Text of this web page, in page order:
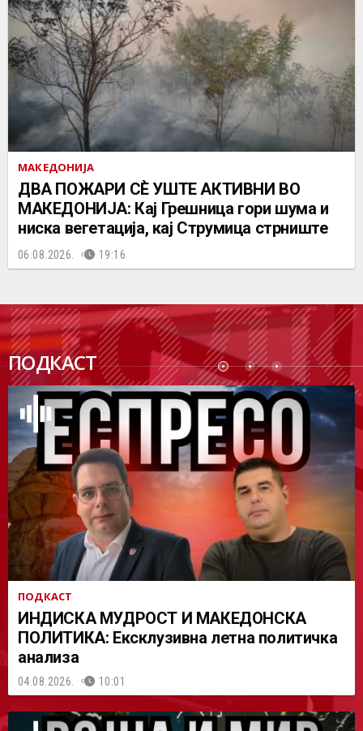
МАКЕДОНИЈА
ДВА ПОЖАРИ СÈ УШТЕ АКТИВНИ ВО
МАКЕДОНИЈА: Кај Грешница гори шума и
ниска вегетација, кај Струмица стрниште
06.08.2026. 19:16
ПОДКАСТ
ПОДК
АСТ
ПОДКАСТ
ИНДИСКА МУДРОСТ И МАКЕДОНСКА
ПОЛИТИКА: Ексклузивна летна политичка
анализа
04.08.2026. 10:01